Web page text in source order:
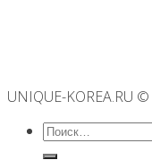
UNIQUE-KOREA.RU ©
Искать: